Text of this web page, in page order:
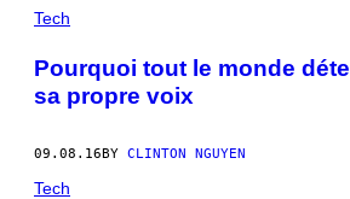
Tech
Pourquoi tout le monde
sa propre voix
09.08.16BY CLINTON NGUYEN
Tech